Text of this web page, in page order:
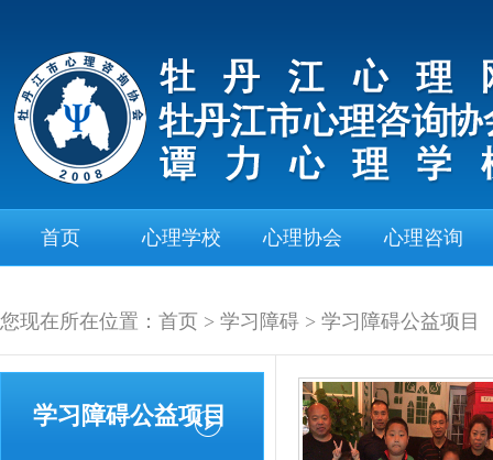
首页 心理学校 心理协会 心理咨询
您现在所在位置： 首页 > 学习障碍 > 学习障碍公益项目
学习障碍公益项目